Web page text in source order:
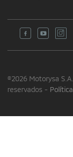
©2026 Motorysa
reservados -